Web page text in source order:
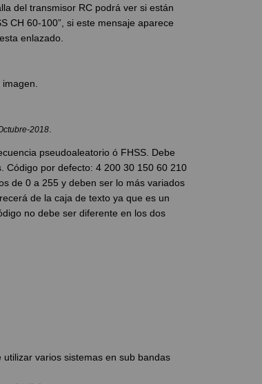
del transmisor RC podrá ver si están
CH 60-100”, si este mensaje aparece
enlazado.
2018.
pseudoaleatorio ó FHSS. Debe
Código por defecto: 4 200 30 150 60 210
de 0 a 255 y deben ser lo más variados
de la caja de texto ya que es un
no debe ser diferente en los dos
varios sistemas en sub bandas